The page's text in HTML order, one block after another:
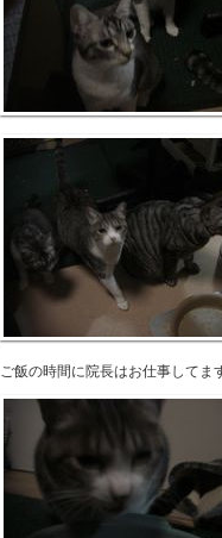
ご飯の時間に院長はお仕事して